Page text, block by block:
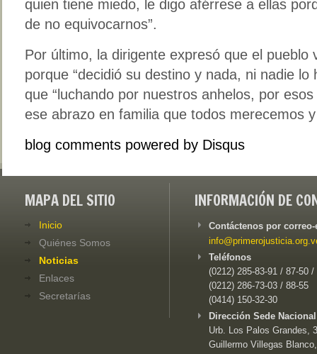
quien tiene miedo, le digo aférrese a ellas
de no equivocarnos”.
Por último, la dirigente expresó que el pueblo
porque “decidió su destino y nada, ni nadie lo
que “luchando por nuestros anhelos, por
ese abrazo en familia que todos merecemos
blog comments powered by Disqus
MAPA DEL SITIO
Inicio
Quiénes Somos
Noticias
Enlaces
Secretarías
INFORMACIÓN DE
Contáctenos por
Teléfonos
(0212) 285-83-91 / 87-50 /
(0212) 286-73-03 / 88-55
(0414) 150-32-30
Dirección Sede
Urb. Los Palos Grandes,
Guillermo Villegas